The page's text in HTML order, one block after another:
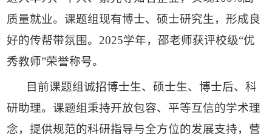
质量就业。课题组现有博士、硕士研究生，形成良
好的传帮带氛围。2025学年，邵老师获评校级“优
秀教师”荣誉称号。
目前课题组诚招博士生、硕士生、博士后、科
研助理。课题组秉持开放包容、平等互信的学术理
念，提供规范的科研指导与全方位的发展支持，营